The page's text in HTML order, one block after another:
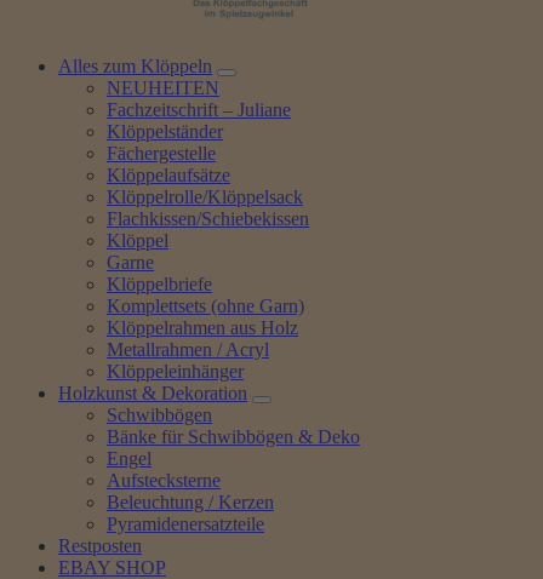
Alles zum Klöppeln
NEUHEITEN
Fachzeitschrift – Juliane
Klöppelständer
Fächergestelle
Klöppelaufsätze
Klöppelrolle/Klöppelsack
Flachkissen/Schiebekissen
Klöppel
Garne
Klöppelbriefe
Komplettsets (ohne Garn)
Klöppelrahmen aus Holz
Metallrahmen / Acryl
Klöppeleinhänger
Holzkunst & Dekoration
Schwibbögen
Bänke für Schwibbögen & Deko
Engel
Aufstecksterne
Beleuchtung / Kerzen
Pyramidenersatzteile
Restposten
EBAY SHOP